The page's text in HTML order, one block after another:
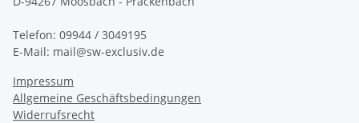
Telefon: 09944 / 3049195
E-Mail: mail@sw-exclusiv.de
Impressum
Allgemeine Geschäftsbedingungen
Widerrufsrecht